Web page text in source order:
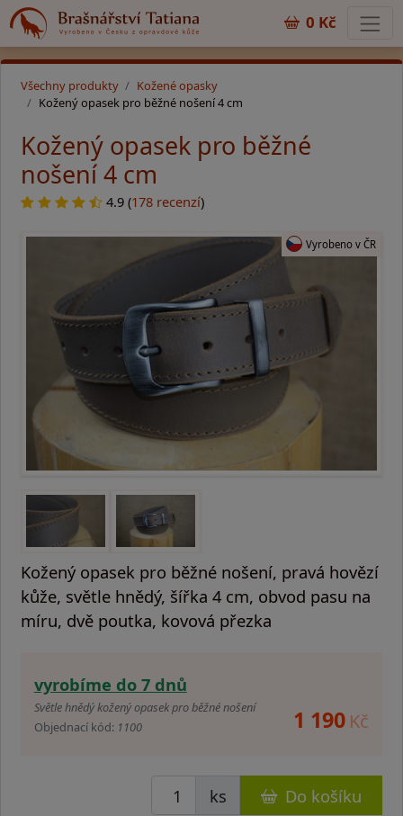
0 Kč
Všechny produkty
Kožené opasky
Kožený opasek pro běžné nošení 4 cm
Kožený opasek pro běžné
nošení 4 cm
4.9 (178 recenzí)
Vyrobeno v ČR
Kožený opasek pro běžné nošení, pravá hovězí
kůže, světle hnědý, šířka 4 cm, obvod pasu na
míru, dvě poutka, kovová přezka
vyrobíme do 7 dnů
Světle hnědý kožený opasek pro běžné nošení
Objednací kód:1100 1 190 Kč
ks Do košíku